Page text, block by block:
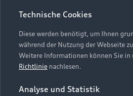
Online-Terminvereinbarung
Servicekontakt
Investor Relations
Presse & Media Center
Datenschutz
Audi erleben
Newsletter
Impressum Rechtliches
Datenschutzinformation
Cookie-Richtlinie
Barrierefreiheit
Technische Cookies
Diese werden benötigt, um Ihnen
während der Nutzung der Webseite
Weitere Informationen können Sie in
Richtlinie nachlesen.
Analyse und Statistik